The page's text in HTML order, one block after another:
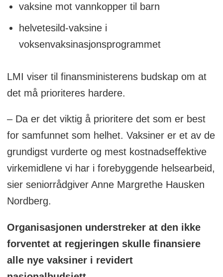
vaksine mot vannkopper til barn
helvetesild-vaksine i
voksenvaksinasjonsprogrammet
LMI viser til finansministerens budskap om at
det må prioriteres hardere.
– Da er det viktig å prioritere det som er best
for samfunnet som helhet. Vaksiner er et av de
grundigst vurderte og mest kostnadseffektive
virkemidlene vi har i forebyggende helsearbeid,
sier seniorrådgiver Anne Margrethe Hausken
Nordberg.
Organisasjonen understreker at den ikke
forventet at regjeringen skulle finansiere
alle nye vaksiner i revidert